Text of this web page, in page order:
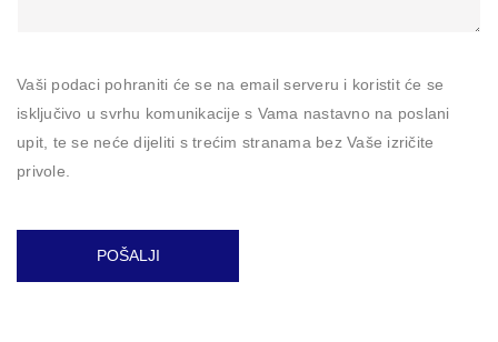
Vaši podaci pohraniti će se na email serveru i koristit će se
isključivo u svrhu komunikacije s Vama nastavno na poslani
upit, te se neće dijeliti s trećim stranama bez Vaše izričite
privole.
POŠALJI